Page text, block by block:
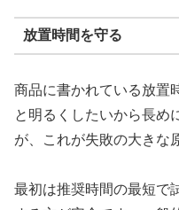
放置時間を守る
商品に書かれている放置
と明るくしたいから長め
が、これが失敗の大きな
最初は推奨時間の最短で